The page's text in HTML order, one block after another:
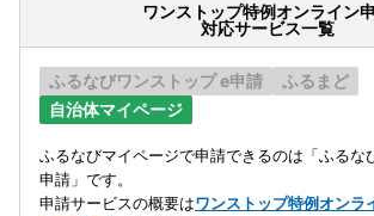
ワンストップ特例オンライン
対応サービス一覧
ふるなびワンストップ e申請
ふるまど
自治体マイページ
ふるなびマイページで申請できるのは「ふるな
申請」です。
申請サービスの概要はワンストップ特例オンラ